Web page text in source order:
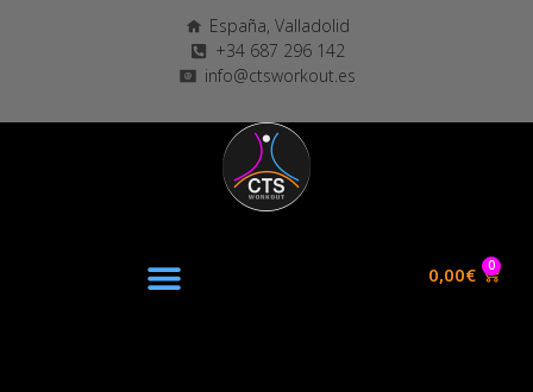
España, Valladolid
+34 687 296 142
info@ctsworkout.es
0,00€ 0